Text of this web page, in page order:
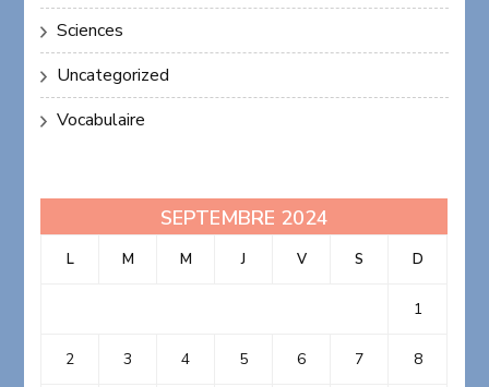
Sciences
Uncategorized
Vocabulaire
SEPTEMBRE 2024
L M M J V S D
1
2 3 4 5 6 7 8